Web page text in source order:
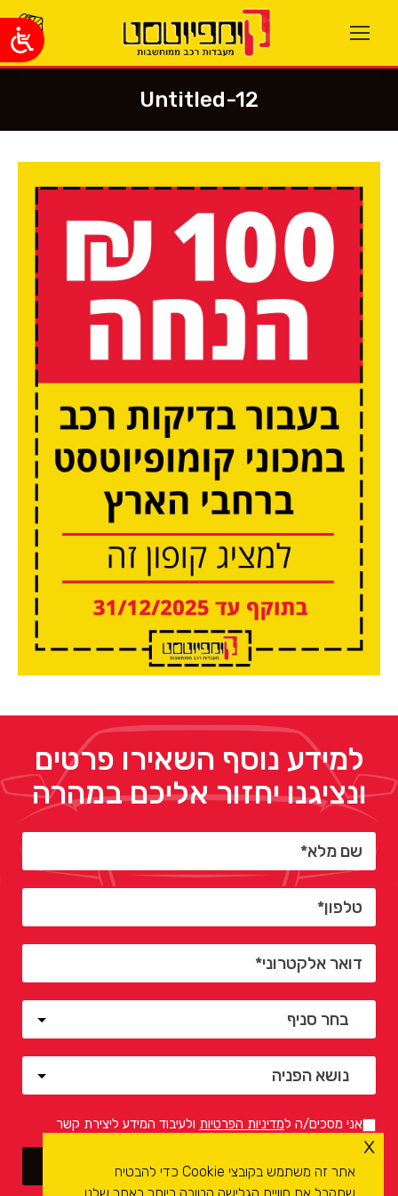
Untitled-12
You are here:
למידע נוסף השאירו פרטים
ונציגנו יחזור אליכם במהרה
אני מסכים/ה למדיניות הפרטיות ולעיבוד המידע ליצירת קשר
אתר זה משתמש בקובצי Cookie כדי להבטיח
x